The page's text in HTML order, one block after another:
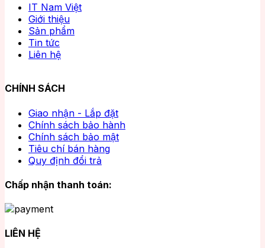
IT Nam Việt
Giới thiệu
Sản phẩm
Tin tức
Liên hệ
CHÍNH SÁCH
Giao nhận - Lắp đặt
Chính sách bảo hành
Chính sách bảo mật
Tiêu chí bán hàng
Quy định đổi trả
Chấp nhận thanh toán:
LIÊN HỆ